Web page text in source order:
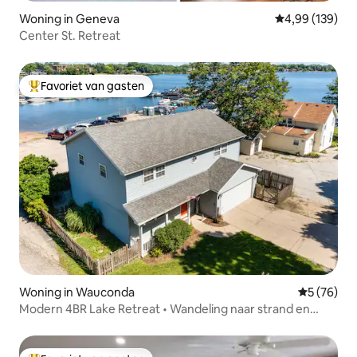
Woning in Geneva Gemiddelde
4,99 (139)
Center St. Retreat
Topfavoriet van gasten
Favoriet van gasten
Woning in Wauconda
5 (76)
Modern 4BR Lake Retreat • Wandeling naar strand en